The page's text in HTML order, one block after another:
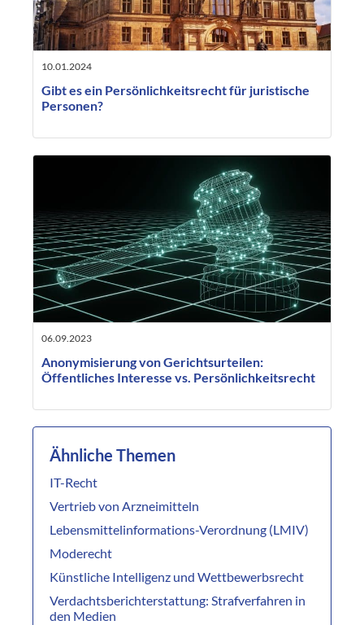
10.01.2024
Gibt es ein Persönlichkeitsrecht für juristische
Personen?
06.09.2023
Anonymisierung von Gerichtsurteilen:
Öffentliches Interesse vs. Persönlichkeitsrecht
Ähnliche Themen
IT-Recht
Vertrieb von Arzneimitteln
Lebensmittelinformations-Verordnung (LMIV)
Moderecht
Künstliche Intelligenz und Wettbewerbsrecht
Verdachtsberichterstattung: Strafverfahren in
den Medien